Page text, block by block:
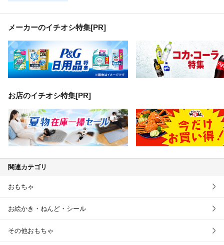
メーカーのイチオシ特集[PR]
お店のイチオシ特集[PR]
関連カテゴリ
おもちゃ
お絵かき・ねんど・シール
その他おもちゃ